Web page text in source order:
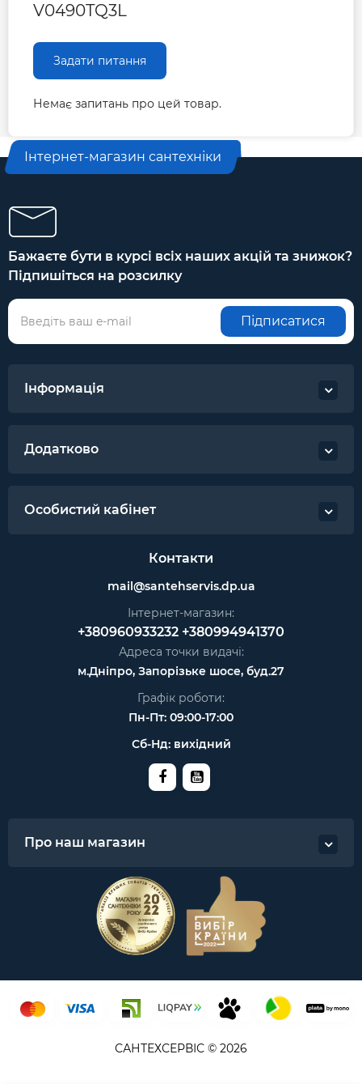
V0490TQ3L
Задати питання
Немає запитань про цей товар.
Інтернет-магазин сантехніки
Бажаєте бути в курсі всіх наших акцій та знижок?
Підпишіться на розсилку
Підписатися
Інформація
Додатково
Особистий кабінет
Контакти
mail@santehservis.dp.ua
Інтернет-магазин:
+380960933232 +380994941370
Адреса точки видачі:
м.Дніпро, Запорізьке шосе, буд.27
Графік роботи:
Пн-Пт: 09:00-17:00
Сб-Нд: вихідний
Про наш магазин
САНТЕХСЕРВІС © 2026